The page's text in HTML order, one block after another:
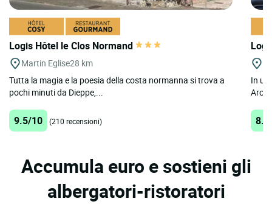
Logis Hôtel le Clos Normand
Martin Eglise28 km
Tutta la magia e la poesia della costa normanna si trova a
pochi minuti da Dieppe,...
9.5/10 (210 recensioni)
In
Accumula euro e sostieni gli
albergatori-ristoratori